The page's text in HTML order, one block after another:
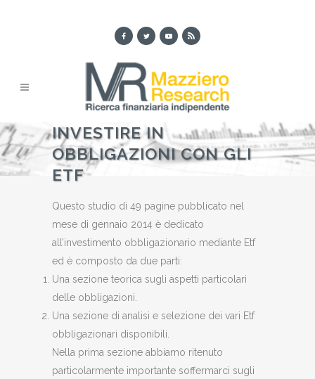
INVESTIRE IN
OBBLIGAZIONI CON GLI
ETF
Questo studio di 49 pagine pubblicato nel
mese di gennaio 2014 è dedicato
all’investimento obbligazionario mediante Etf
ed è composto da due parti:
Una sezione teorica sugli aspetti particolari
delle obbligazioni.
Una sezione di analisi e selezione dei vari Etf
obbligazionari disponibili.
Nella prima sezione abbiamo ritenuto
particolarmente importante soffermarci sugli